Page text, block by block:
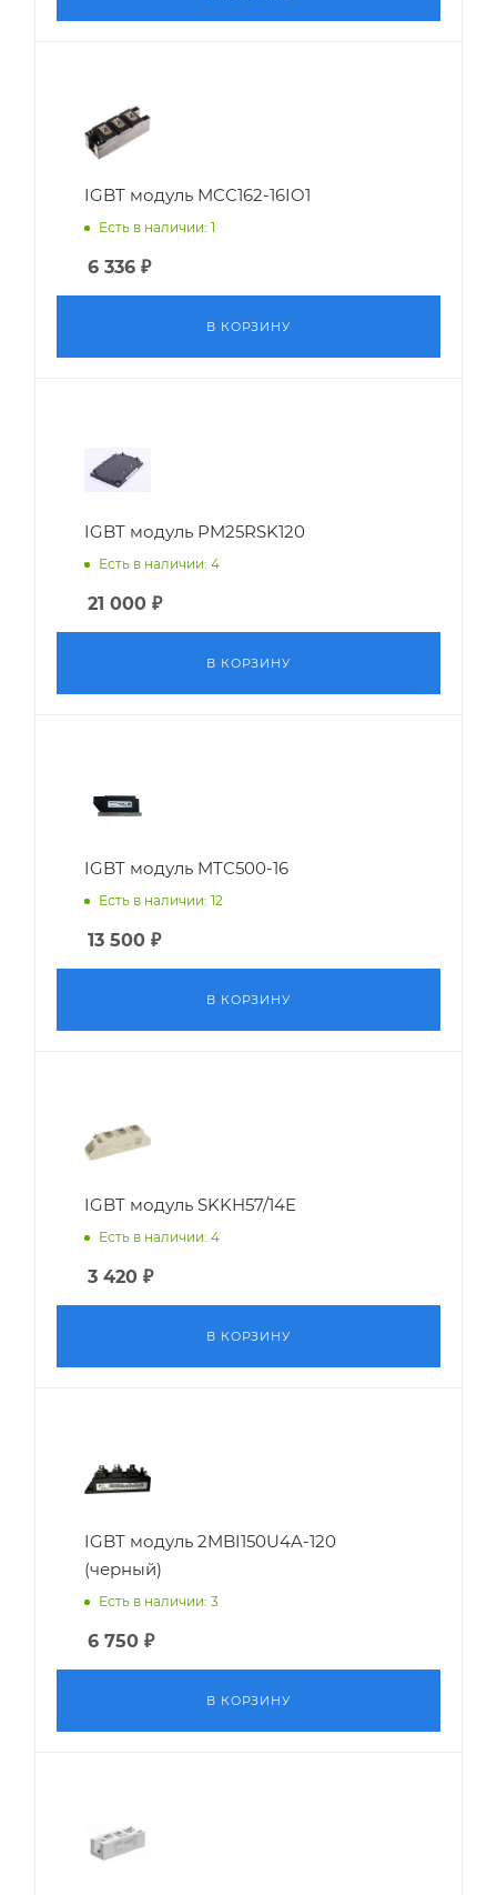
IGBT модуль MCC162-16IO1
Есть в наличии: 1
6 336 ₽
В КОРЗИНУ
IGBT модуль PM25RSK120
Есть в наличии: 4
21 000 ₽
В КОРЗИНУ
IGBT модуль MTC500-16
Есть в наличии: 12
13 500 ₽
В КОРЗИНУ
IGBT модуль SKKH57/14E
Есть в наличии: 4
3 420 ₽
В КОРЗИНУ
IGBT модуль 2MBI150U4A-120
(черный)
Есть в наличии: 3
6 750 ₽
В КОРЗИНУ